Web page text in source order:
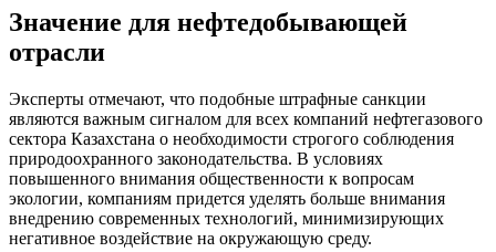
Значение для нефтедобывающей
отрасли
Эксперты отмечают, что подобные штрафные санкции
являются важным сигналом для всех компаний нефтегазового
сектора Казахстана о необходимости строгого соблюдения
природоохранного законодательства. В условиях
повышенного внимания общественности к вопросам
экологии, компаниям придется уделять больше внимания
внедрению современных технологий, минимизирующих
негативное воздействие на окружающую среду.